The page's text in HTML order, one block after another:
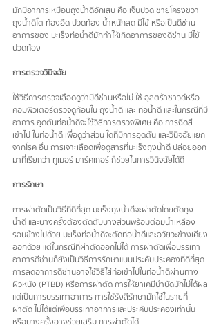
มักมีอาการเหมือนถุงน้ำดีอักเสบ คือ เจ็บปวด ชายโครงขวา
ถุงน้ำดีโต ท้องอืด ปวดท้อง น้ำหนักลด มีไข้ หรือเป็นดีซ่าน
อาการของ มะเร็งท่อน้ำดีมักทำให้เกิดอาการของดีซ่าน มีไข้
ปวดท้อง
การตรวจวินิจฉัย
ใช้วิธีการตรวจเลือดดูว่ามีดีซ่านหรือไม่ ใช้ อุลตร้าซาวด์หรือ
คอมพิวเตอร์ตรวจดูก้อนใน ถุงน้ำดี และ ท่อน้ำดี และในกรณีที่มี
อาการ อุดตันท่อน้ำดีจะใช้วิธีการตรวจพิเศษ คือ การฉีดสี
เข้าไป ในท่อน้ำดี เพื่อดูว่าส่วน ใดที่มีการอุดตัน และวินิจฉัยแยก
จากโรค อื่น การเจาะเลือดเพื่อดูสารที่มะเร็งถุงน้ำดี ปล่อยออก
มาที่เรียกว่า ทูเมอร์ มาร์คเกอร์ ก็ช่วยในการวินิจฉัยได้ดี
การรักษา
การผ่าตัดเป็นวิธีที่ดีที่สุด มะเร็งถุงน้ำดีจะผ่าตัดโดยตัดถุง
น้ำดี และบางครั้งต้องตัดตับบางส่วนพร้อมต่อมน้ำเหลือง
รอบข้างไปด้วย มะเร็งท่อน้ำดีจะตัดท่อน้ำดีและอวัยวะข้างเคียง
ออกด้วย แต่ในกรณีที่ผ่าตัดออกไม่ได้ การผ่าตัดเพื่อบรรเทา
อาการดีซ่านก็ยังเป็นวิธีการรักษาแบบประคับประคองที่ดีที่สุด
การลดอาการดีซ่านอาจใช้วิธีใส่ท่อเข้าไปในท่อน้ำดีผ่านทาง
ผิวหนัง (PTBD) หรือการผ่าตัด การให้ยาเคมีบำบัดมักไม่ได้ผล
แต่เป็นการบรรเทาอาการ การใช้รังสีรักษามักใช้ในรายที่
ผ่าตัด ไม่ได้แต่เพื่อบรรเทาอาการและประคับประคองเท่านั้น
หรือบางครั้งอาจช่วยเสริม การผ่าตัดได้